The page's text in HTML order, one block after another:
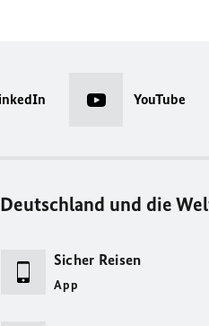
YouTube
Deutschland und die
Sicher Reisen
App